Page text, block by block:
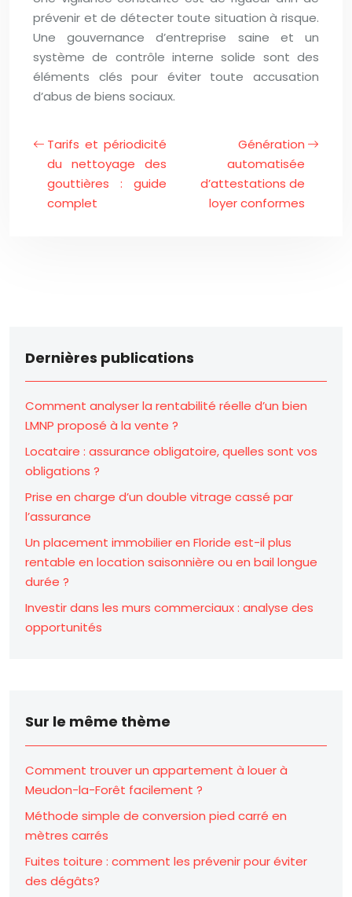
prévenir et de détecter toute situation à risque.
Une gouvernance d’entreprise saine et un
système de contrôle interne solide sont des
éléments clés pour éviter toute accusation
d’abus de biens sociaux.
Tarifs et périodicité
du nettoyage des
gouttières : guide
complet
Génération
automatisée
d’attestations de
loyer conformes
Dernières publications
Comment analyser la rentabilité réelle d’un bien
LMNP proposé à la vente ?
Locataire : assurance obligatoire, quelles sont vos
obligations ?
Prise en charge d’un double vitrage cassé par
l’assurance
Un placement immobilier en Floride est-il plus
rentable en location saisonnière ou en bail longue
durée ?
Investir dans les murs commerciaux : analyse des
opportunités
Sur le même thème
Comment trouver un appartement à louer à
Meudon-la-Forêt facilement ?
Méthode simple de conversion pied carré en
mètres carrés
Fuites toiture : comment les prévenir pour éviter
des dégâts?